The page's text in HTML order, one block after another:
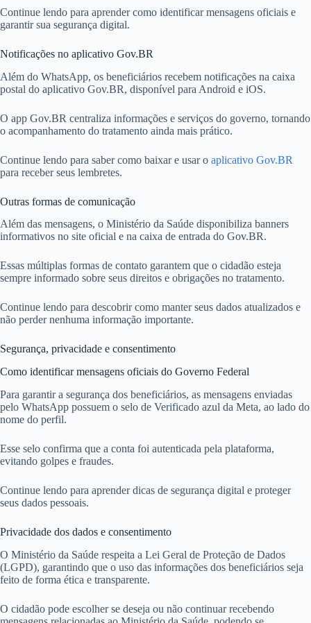
Continue lendo para aprender como identificar mensagens oficiais e
garantir sua segurança digital.
Notificações no aplicativo Gov.BR
Além do WhatsApp, os beneficiários recebem notificações na caixa
postal do aplicativo Gov.BR, disponível para Android e iOS.
O app Gov.BR centraliza informações e serviços do governo, tornando
o acompanhamento do tratamento ainda mais prático.
Continue lendo para saber como baixar e usar o aplicativo Gov.BR
para receber seus lembretes.
Outras formas de comunicação
Além das mensagens, o Ministério da Saúde disponibiliza banners
informativos no site oficial e na caixa de entrada do Gov.BR.
Essas múltiplas formas de contato garantem que o cidadão esteja
sempre informado sobre seus direitos e obrigações no tratamento.
Continue lendo para descobrir como manter seus dados atualizados e
não perder nenhuma informação importante.
Segurança, privacidade e consentimento
Como identificar mensagens oficiais do Governo Federal
Para garantir a segurança dos beneficiários, as mensagens enviadas
pelo WhatsApp possuem o selo de Verificado azul da Meta, ao lado do
nome do perfil.
Esse selo confirma que a conta foi autenticada pela plataforma,
evitando golpes e fraudes.
Continue lendo para aprender dicas de segurança digital e proteger
seus dados pessoais.
Privacidade dos dados e consentimento
O Ministério da Saúde respeita a Lei Geral de Proteção de Dados
(LGPD), garantindo que o uso das informações dos beneficiários seja
feito de forma ética e transparente.
O cidadão pode escolher se deseja ou não continuar recebendo